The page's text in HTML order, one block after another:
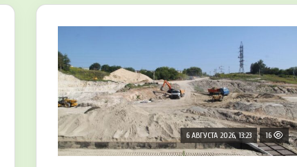
6 АВГУСТА 2026, 13:23 16